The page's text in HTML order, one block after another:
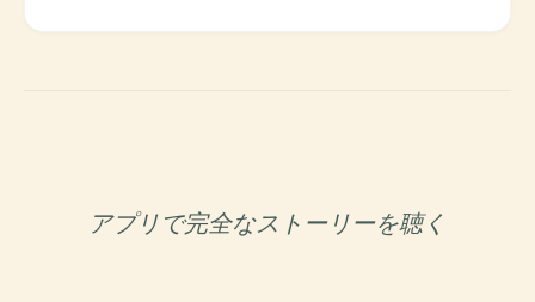
アプリで完全なストーリーを聴く